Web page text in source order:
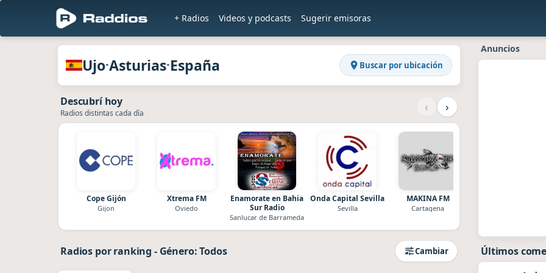
+ Radios Videos y podcasts Sugerir emisoras
Radios de Ujo · Asturias · Españaen Raddios
Ujo·Asturias·España Buscar por ubicación
Descubrí hoy
Radios distintas cada día ‹ ›
Cope Gijón
Gijon
Xtrema FM
Oviedo
Enamorate en Bahia
Sur Radio
Sanlucar de Barrameda
Onda Capital Sevilla
Sevilla
MAKINA FM
Cartagena
Radios por ranking - Género: Todos Cambiar
Anuncios
Últimos